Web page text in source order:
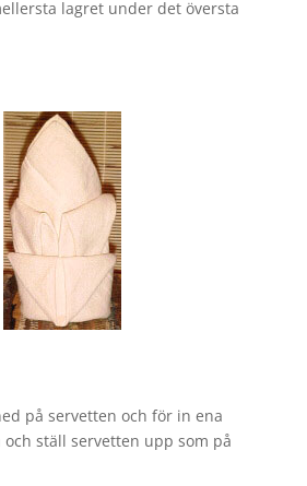
lagret under det översta
på servetten och för in ena
ställ servetten upp som på